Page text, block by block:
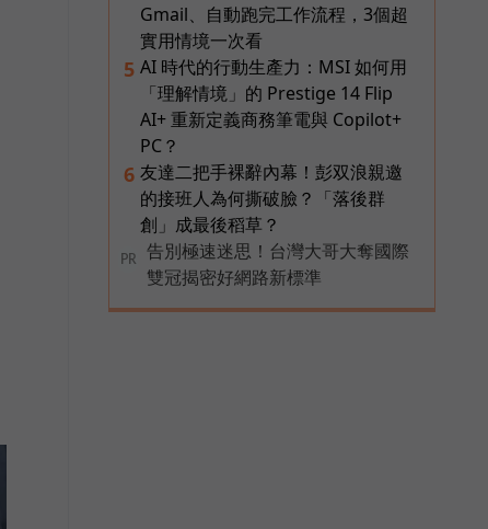
Gmail、自動跑完工作流程，3個超
實用情境一次看
5 AI 時代的行動生產力：MSI 如何用
「理解情境」的 Prestige 14 Flip
AI+ 重新定義商務筆電與 Copilot+
PC？
6 友達二把手裸辭內幕！彭双浪親邀
的接班人為何撕破臉？「落後群
創」成最後稻草？
PR
告別極速迷思！台灣大哥大奪國際
雙冠揭密好網路新標準